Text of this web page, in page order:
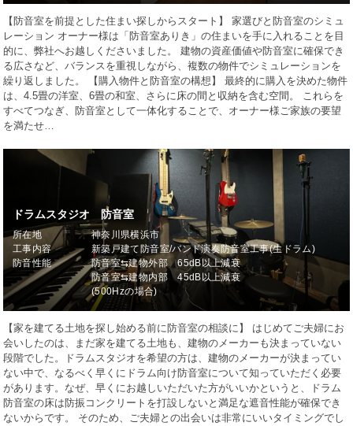
【防音室を前提とした住まい探しからスタート】 家選びと防音室のシミュ
レーション オーナー様は「防音室ありき」の住まいを手に入れることを目
的に、弊社へお越しくださいました。 建物の資産価値や防音室に確保でき
る広さなど、バランスを重視しながら、複数の物件でシミュレーションを
繰り返しました。 【購入物件と防音室の構想】 最終的に購入を決めた物件
は、4.5畳の洋室、6畳の和室、さらに床の間と収納を含む空間。 これらを
すべてつなぎ、防音室として一体化することで、オーナー様ご家族の要望
を満たせ…
ドラムスタジオ 防音室
所在地
神奈川県横浜市
工事内容
新築戸建て防音室/バンド演奏防音室工事(生ドラム)
防音性能
防音室⇆建物外部 65dB以上減衰
防音室⇆建物内部 45dB以上減衰
(500Hzの場合)
【家を建てる土地を探し始める前に防音室の相談に】 はじめてご夫婦にお
会いしたのは、まだ家を建てる土地も、建物のメーカーも決まっていない
段階でした。ドラムスタジオを希望の方は、建物のメーカーが決まってい
ない中で、なるべく早くにドラム向け防音室について知っていただく必要
があります。なぜ、早くにお越しいただいた方がいいかというと、ドラム
防音室の床は防振コンクリートを打設しないと満足な遮音性能が確保でき
ないからです。 そのため、ご夫婦との出会いは非常にいいタイミングでし